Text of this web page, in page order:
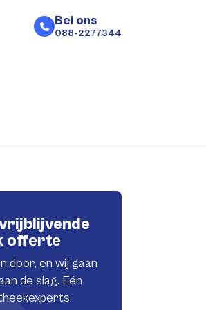
Bel ons
088-2277344
offerte
door, en wij gaan
de slag. Eén